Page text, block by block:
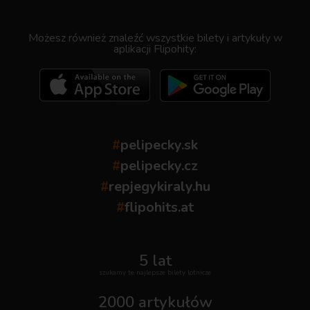
Możesz również znaleźć wszystkie bilety i artykuły w
aplikacji Flipohity:
#pelipecky.sk
#pelipecky.cz
#repjegykiraly.hu
#flipohits.at
5 lat
szukamy te najlepsze bilety lotnicze
2000 artykułów